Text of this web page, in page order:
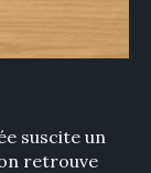
suscite un
retrouve